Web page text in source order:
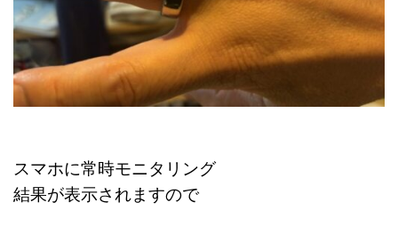
スマホに常時モニタリング
結果が表示されますので